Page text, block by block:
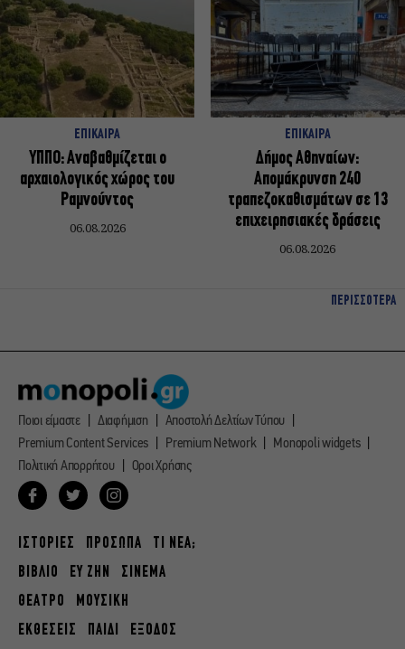
ΕΠΙΚΑΙΡΑ
ΥΠΠΟ: Αναβαθμίζεται ο
αρχαιολογικός χώρος του
Ραμνούντος
06.08.2026
ΕΠΙΚΑΙΡΑ
Δήμος Αθηναίων:
Απομάκρυνση 240
τραπεζοκαθισμάτων σε 13
επιχειρησιακές δράσεις
06.08.2026
ΠΕΡΙΣΣΟΤΕΡΑ
Ποιοι είμαστε Διαφήμιση
Αποστολή Δελτίων Τύπου
Premium Content Services
Premium Network
Monopoli widgets
Πολιτική Απορρήτου
Οροι Χρήσης
ΙΣΤΟΡΙΕΣ ΠΡΟΣΩΠΑ
ΤΙ ΝΕΑ;
ΒΙΒΛΙΟ
ΕΥ ΖΗΝ
ΣΙΝΕΜΑ
ΘΕΑΤΡΟ
ΜΟΥΣΙΚΗ
ΕΚΘΕΣΕΙΣ
ΠΑΙΔΙ ΕΞΟΔΟΣ